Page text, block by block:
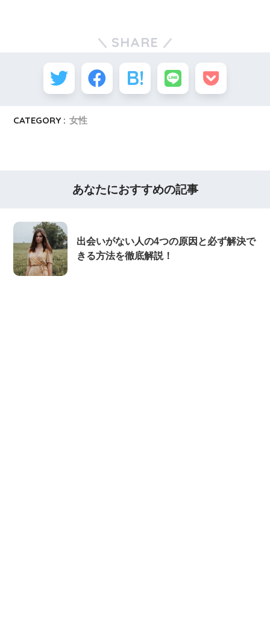
SHARE
CATEGORY : 女性
あなたにおすすめの記事
出会いがない人の4つの原因と必ず解決で
きる方法を徹底解説！